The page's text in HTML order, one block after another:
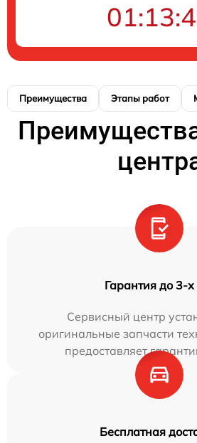
Преимущества Этапы работ
Гарантия до 3-х
Сервисный центр
оригинальные запчасти
предоставляет
Бесплатная